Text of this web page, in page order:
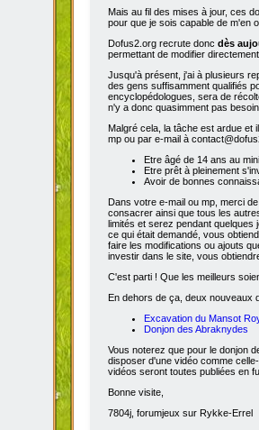
Mais au fil des mises à jour, ces
pour que je sois capable de m'en
Dofus2.org recrute donc dès
permettant de modifier
Jusqu'à présent, j'ai à plusieurs
des gens suffisamment qualifiés
encyclopédologues, sera de
n'y a donc quasimment pas
Malgré cela, la tâche est ardue
mp ou par e-mail à
Etre âgé de 14 ans au
Etre prêt à pleinement
Avoir de bonnes
Dans votre e-mail ou mp, merci
consacrer ainsi que tous les
limités et serez pendant
ce qui était demandé, vous
faire les modifications ou ajouts
investir dans le site, vous
C'est parti ! Que les meilleurs
En dehors de ça, deux nouveaux
Excavation du Mansot
Donjon des Abraknydes
Vous noterez que pour le donjon
disposer d'une vidéo comme
vidéos seront toutes publiées en
Bonne visite,
7804j, forumjeux sur Rykke-Errel